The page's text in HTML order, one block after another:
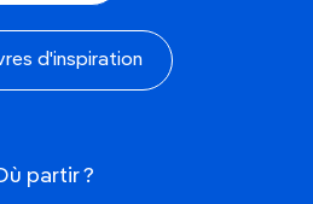
d'inspiration
partir ?